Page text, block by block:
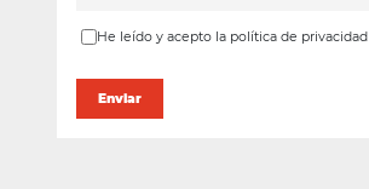
He leído y acepto la política de privacidad